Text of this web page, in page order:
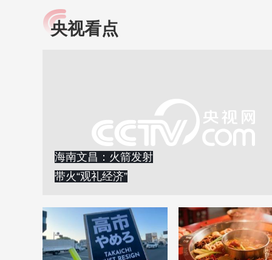
小央视频
知识！
央视看点
海南文昌：火箭发射
带火“观礼经济”